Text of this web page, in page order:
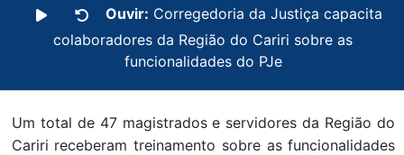
Ouvir: Corregedoria da Justiça capacita
colaboradores da Região do Cariri sobre as
funcionalidades do PJe
Um total de 47 magistrados e servidores da Região do
Cariri receberam treinamento sobre as funcionalidades